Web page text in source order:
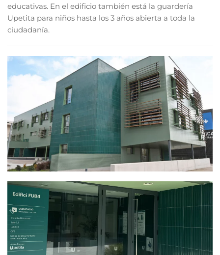
educativas. En el edificio también está la guardería
Upetita para niños hasta los 3 años abierta a toda la
ciudadanía.